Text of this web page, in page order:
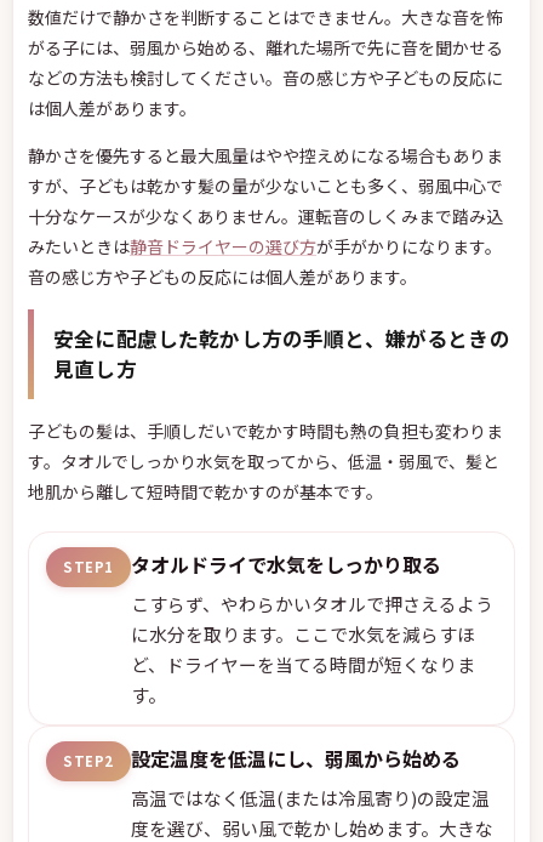
数値だけで静かさを判断することはできません。大きな音を怖
がる子には、弱風から始める、離れた場所で先に音を聞かせる
などの方法も検討してください。音の感じ方や子どもの反応に
は個人差があります。
静かさを優先すると最大風量はやや控えめになる場合もありま
すが、子どもは乾かす髪の量が少ないことも多く、弱風中心で
十分なケースが少なくありません。運転音のしくみまで踏み込
みたいときは静音ドライヤーの選び方が手がかりになります。
音の感じ方や子どもの反応には個人差があります。
安全に配慮した乾かし方の手順と、嫌がるときの
見直し方
子どもの髪は、手順しだいで乾かす時間も熱の負担も変わりま
す。タオルでしっかり水気を取ってから、低温・弱風で、髪と
地肌から離して短時間で乾かすのが基本です。
STEP1 タオルドライで水気をしっかり取る
こすらず、やわらかいタオルで押さえるよう
に水分を取ります。ここで水気を減らすほ
ど、ドライヤーを当てる時間が短くなりま
す。
STEP2 設定温度を低温にし、弱風から始める
高温ではなく低温(または冷風寄り)の設定温
度を選び、弱い風で乾かし始めます。大きな